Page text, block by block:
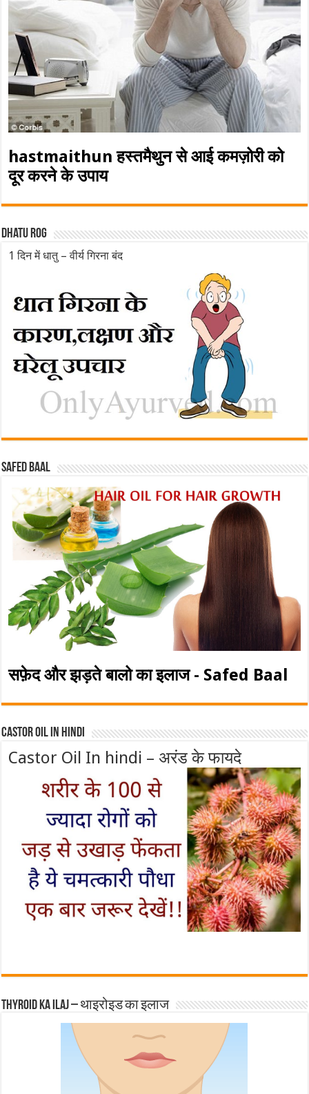
hastmaithun हस्तमैथुन से आई कमज़ोरी को
दूर करने के उपाय
Dhatu rog
1 दिन में धातु – वीर्य गिरना बंद
Safed baal
सफ़ेद और झड़ते बालो का इलाज - Safed Baal
Castor Oil In Hindi
Castor Oil In hindi – अरंड के फायदे
Thyroid ka ilaj – थाइरोइड का इलाज